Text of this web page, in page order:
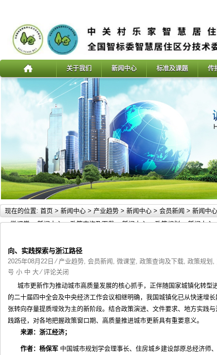
关于我们 新闻中心 标准及课题 传
现在的位置: 首页 > 新闻中心 > 产业趋势 > 新闻中心 > 会员新闻 > 新闻中心
>微课堂>新闻中心>政策查询及下载>新闻中心>政策规划>新闻中心
向、实践探索与浙江路径
2025年08月22日 ⁄ 产业趋势, 会员新闻 , 微课堂, 政策查询及下载, 政策规划 ,
号 小 中 大 ⁄评论关闭
城市更新作为推动城市高质量发展的核心抓手，正伴随国家城镇化转型
的二十届四中全会及中央经济工作会议相继明确，我国城镇化已从快速增
张转向存量提质增效为主的新阶段。结合政策演进、文件要求、地方实践
践路径，对各地把握政策窗口期、高质量推进城市更新具有重要意义。
来源：浙江经济；
作者：杨保军 中国城市规划学会理事长、住房城乡建设部原总经济师